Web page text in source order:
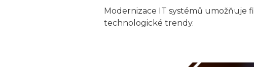
Modernizace IT systémů umožňuje
technologické trendy.